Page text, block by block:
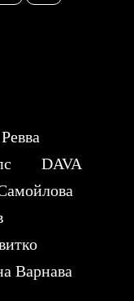
DAVA
Варнава